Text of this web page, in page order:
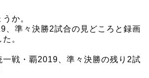
か。
、準々決勝2試合の見どころと録画
。
一戦・覇2019、準々決勝の残り2試